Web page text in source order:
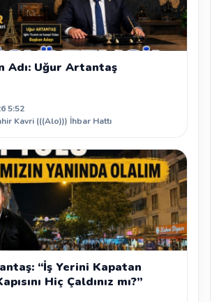
Adı: Uğur Artantaş
5:52
Kavri (((Alo))) İhbar Hattı
“İş Yerini Kapatan
Hiç Çaldınız mı?”